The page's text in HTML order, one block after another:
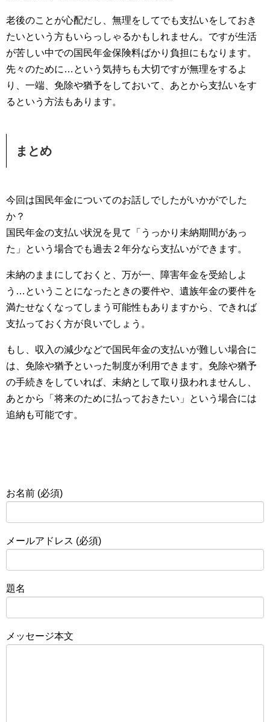
老後のことが心配だし、無理をしてでも支払いをしておき
たいという方もいらっしゃるかもしれません。ですが生活
が苦しい中での国民年金保険料ばかり負担にもなります。
先々のために…という気持ちも大切ですが無理をするよ
り、一端、免除や猶予をしておいて、あとから支払いをす
るという方法もあります。
まとめ
今回は国民年金についてのお話しでしたがいかがでした
か？
国民年金の支払い状況を見て「うっかり未納期間があっ
た」という場合でも過去２年分なら支払いができます。
未納のままにしておくと、万が一、障害年金を受給しよ
う…ということになったときの要件や、遺族年金の要件を
満たせなくなってしまう可能性もありますから、できれば
支払っておく方が良いでしょう。
もし、収入の減少などで国民年金の支払いが難しい場合に
は、免除や猶予といった制度が利用できます。免除や猶予
の手続きをしていれば、未納として取り扱われませんし、
あとから「将来のために払っておきたい」という場合には
追納も可能です。
お名前 (必須)
メールアドレス (必須)
題名
メッセージ本文